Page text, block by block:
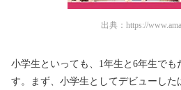
出典： https://
小学生といっても、1年生と6年生でも
す。まず、小学生としてデビューした